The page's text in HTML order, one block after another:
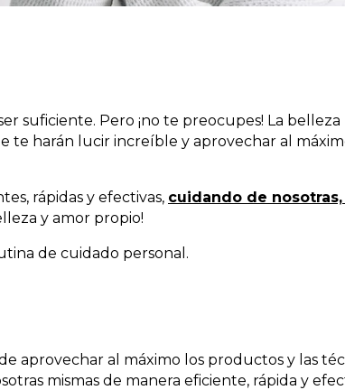
suficiente. Pero ¡no te preocupes! La belleza
te harán lucir increíble y aprovechar al
rápidas y efectivas, cuidando de
y amor propio!
de cuidado personal.
aprovechar al máximo los productos y las
mismas de manera eficiente, rápida y